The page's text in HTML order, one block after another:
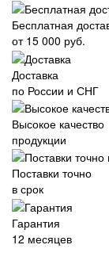
Бесплатная
от 15 000 руб.
Доставка
по России и СНГ
Высокое качество
продукции
Поставки точно
в срок
Гарантия
12 месяцев